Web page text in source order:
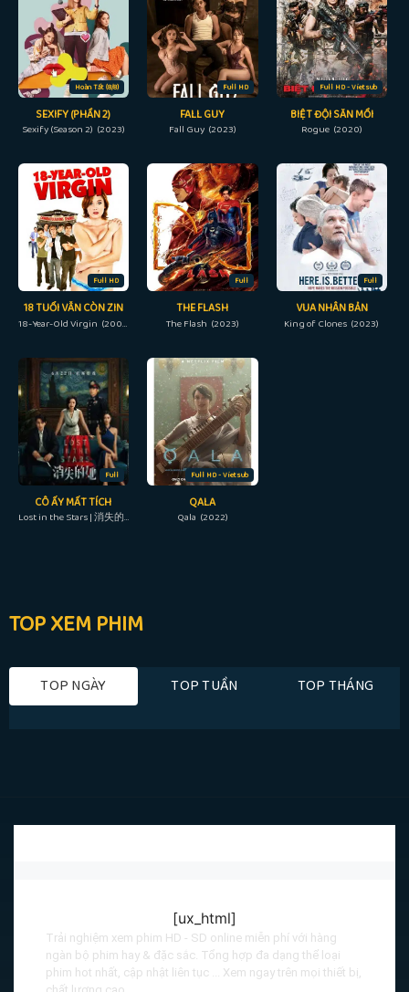
Hoàn Tất (8/8)
SEXIFY (PHẦN 2)
Sexify (Season 2) (2023)
Full HD
FALL GUY
Fall Guy (2023)
Full HD - Vietsub
BIỆT ĐỘI SĂN MỒI
Rogue (2020)
Full HD
18 TUỔI VẪN CÒN ZIN
18-Year-Old Virgin (2009)
Full
THE FLASH
The Flash (2023)
Full
VUA NHÂN BẢN
King of Clones (2023)
Full
CÔ ẤY MẤT TÍCH
Lost in the Stars | 消失的她 (2023)
Full HD - Vietsub
QALA
Qala (2022)
TOP XEM PHIM
TOP NGÀY TOP TUẦN TOP THÁNG